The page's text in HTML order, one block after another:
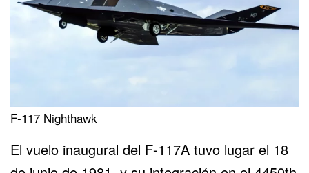
F-117 Nighthawk
El vuelo inaugural del F-117A tuvo lugar el 18